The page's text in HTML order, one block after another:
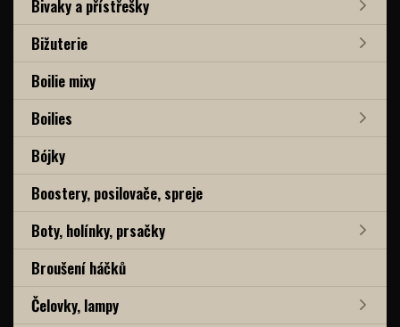
Bivaky a přístřešky
Bižuterie
Boilie mixy
Boilies
Bójky
Boostery, posilovače, spreje
Boty, holínky, prsačky
Broušení háčků
Čelovky, lampy